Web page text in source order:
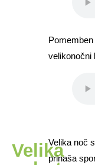
Velika
velikonočni
Velika noč
prinaša